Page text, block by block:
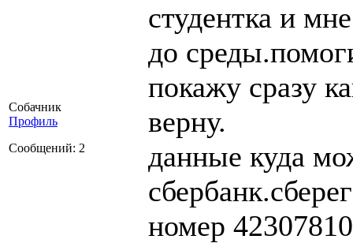
Собачник
Профиль
Сообщений: 2
студентка и
до
покажу сразу
верну.
данные куда
номер